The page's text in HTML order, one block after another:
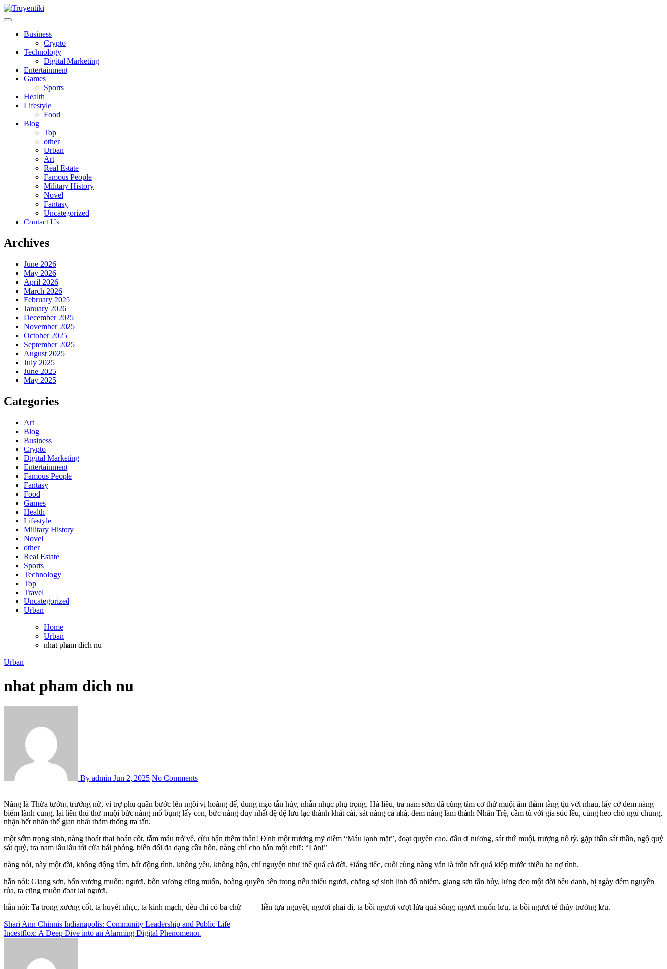
Skip
to
Truyentiki
Business
Crypto
Technology
Digital Marketing
Entertainment
Games
Sports
Health
Lifestyle
Food
Blog
Top
other
Urban
Art
Real Estate
Famous People
Military History
Novel
Fantasy
Uncategorized
Contact Us
Archives
June 2026
May 2026
April 2026
March 2026
February 2026
January 2026
December 2025
November 2025
October 2025
September 2025
August 2025
July 2025
June 2025
May 2025
Categories
Art
Blog
Business
Crypto
Digital Marketing
Entertainment
Famous People
Fantasy
Food
Games
Health
Lifestyle
Military History
Novel
other
Real Estate
Sports
Technology
Top
Travel
Uncategorized
Urban
Home
Urban
nhat pham dich nu
Urban
nhat pham dich nu
By admin Jun 2, 2025 No Comments
Nàng là Thừa tướng trưởng nữ, vì trợ phu quân bước lên ngôi vị hoàng đế, dung mạo tẫn hủy, nhẫn nhục phụ trọng. Há liêu, tra nam sớm đã cùng tâm cơ thứ muội âm thầm tằng tịu với nhau, lấy cớ đem nàng
biếm lãnh cung, lại liên thủ thứ muội bức nàng mổ bụng lấy con, bức nàng duy nhất đệ đệ lưu lạc thành khất cái, sát nàng cả nhà, đem nàng làm thành Nhân Trệ, cầm tù với gia súc lều, cùng heo chó ngủ chung,
nhận hết nhân thế gian nhất thảm thống tra tấn.
một sớm trọng sinh, nàng thoát thai hoán cốt, tắm máu trở về, cừu hận thêm thân! Đỉnh một trương mỹ diễm “Máu lạnh mặt”, đoạt quyền cao, đấu di nương, sát thứ muội, trượng nô tỳ, gặp thần sát thần, ngộ quỷ
sát quỷ, tra nam lâu lâu tới cửa bái phỏng, biến đổi đa dạng cầu hôn, nàng chỉ cho hắn một chữ: “Lăn!”
nàng nói, này một đời, không động tâm, bất động tình, không yêu, không hận, chỉ nguyện như thế quá cả đời. Đáng tiếc, cuối cùng nàng vẫn là trốn bất quá kiếp trước thiếu hạ nợ tình.
hắn nói: Giang sơn, bổn vương muốn; ngươi, bổn vương cũng muốn, hoàng quyền bên trong nếu thiếu ngươi, chẳng sợ sinh linh đồ nhiễm, giang sơn tẫn hủy, lưng đeo một đời bêu danh, bị ngày đêm nguyền
rủa, ta cũng muốn đoạt lại ngươi.
hắn nói: Ta trong xương cốt, ta huyết nhục, ta kinh mạch, đều chỉ có ba chữ —— liền tựa nguyệt, ngươi phải đi, ta bồi ngươi vượt lửa quá sông; ngươi muốn lưu, ta bồi ngươi tế thủy trường lưu.
Post
navigation
Shari Ann Chinnis Indianapolis: Community Leadership and Public Life
Incestflox: A Deep Dive into an Alarming Digital Phenomenon